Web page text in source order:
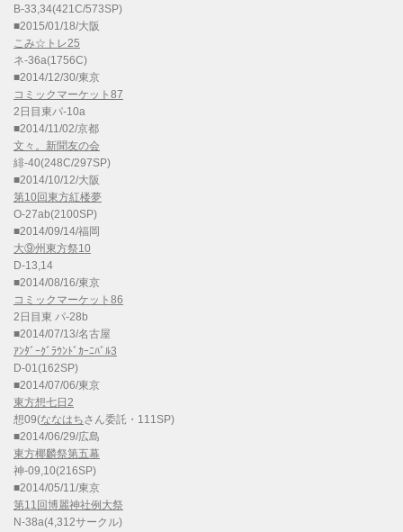
B-33,34(421C/573SP)
■2015/01/18/大阪
こみ☆トレ25
ネ-36a(1756C)
■2014/12/30/東京
コミックマーケット87
2日目東パ-10a
■2014/11/02/京都
文々。新聞友の会
緋-40(248C/297SP)
■2014/10/12/大阪
第10回東方紅楼夢
O-27ab(2100SP)
■2014/09/14/福岡
大⑨州東方祭10
D-13,14
■2014/08/16/東京
コミックマーケット86
2日目東 パ-28b
■2014/07/13/名古屋
ｱﾝﾀﾞｰｸﾞﾗｳﾝﾄﾞｶｰﾆﾊﾞﾙ3
D-01(162SP)
■2014/07/06/東京
東方想七日2
想09(ななはちさん委託・111SP)
■2014/06/29/広島
東方椰麟祭第五幕
神-09,10(216SP)
■2014/05/11/東京
第11回博麗神社例大祭
N-38a(4,312サークル)